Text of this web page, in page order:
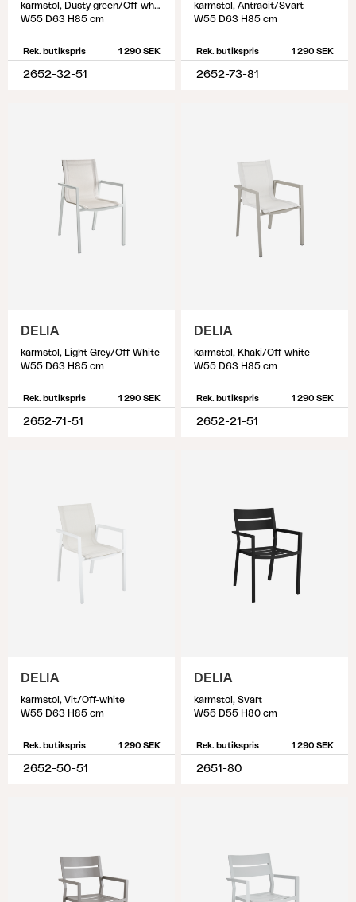
karmstol, Dusty green/Off-white
W55 D63 H85 cm
Rek. butikspris 1 290 SEK
2652-32-51
karmstol, Antracit/Svart
W55 D63 H85 cm
Rek. butikspris 1 290 SEK
2652-73-81
DELIA
karmstol, Light Grey/Off-White
W55 D63 H85 cm
Rek. butikspris 1 290 SEK
2652-71-51
DELIA
karmstol, Khaki/Off-white
W55 D63 H85 cm
Rek. butikspris 1 290 SEK
2652-21-51
DELIA
karmstol, Vit/Off-white
W55 D63 H85 cm
Rek. butikspris 1 290 SEK
2652-50-51
DELIA
karmstol, Svart
W55 D55 H80 cm
Rek. butikspris 1 290 SEK
2651-80